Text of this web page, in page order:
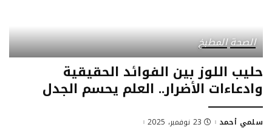
الصحةالمطبخ
حليب اللوز بين الفوائد الحقيقية
وادعاءات الأضرار.. العلم يحسم الجدل
Posted
سلمي أحمد 23 نوفمبر، 2025